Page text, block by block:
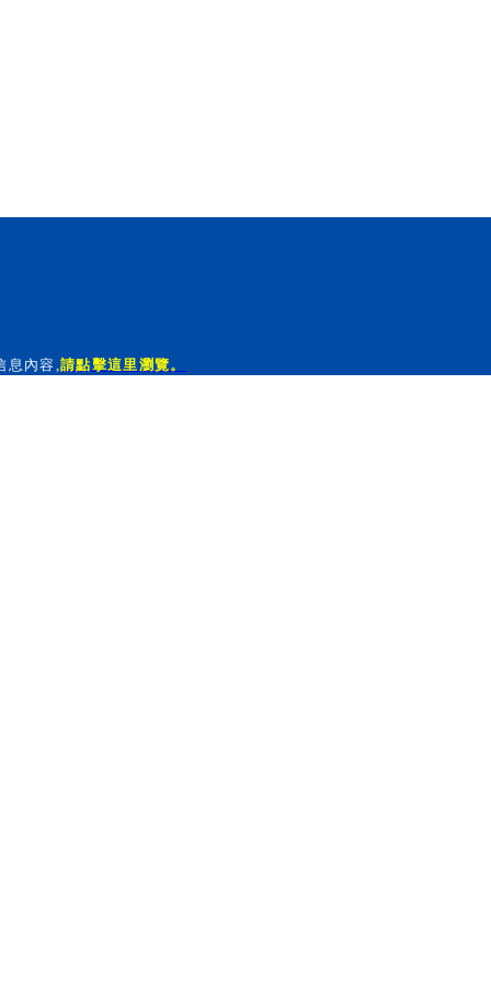
息內容,請點擊這里瀏覽。